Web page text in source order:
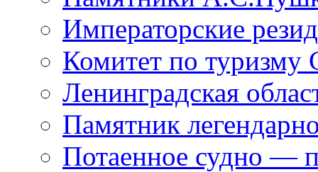
Императорские
Комитет по туризму
Ленинградская
Памятник
Потаенное судно —